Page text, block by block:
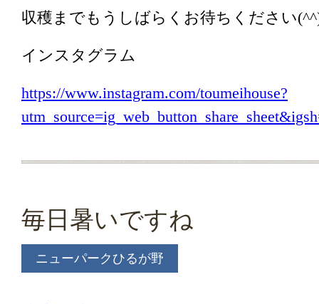
収穫までもうしばらくお待ちください
インスタグラム
https://www.instagram.com/toumeihouse?
毎日暑いですね
ニューパークひるが野